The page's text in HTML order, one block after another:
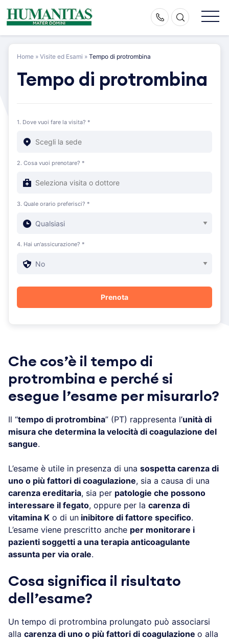
Skip
to
Home » Visite ed Esami » Tempo di protrombina
Tempo di protrombina
1. Dove vuoi fare la visita? *
2. Cosa vuoi prenotare? *
3. Quale orario preferisci? *
4. Hai un'assicurazione? *
Che cos’è il tempo di
protrombina e perché si
esegue l’esame per misurarlo?
Il “tempo di protrombina” (PT) rappresenta l’unità di
misura che determina la velocità di coagulazione del
sangue.
L’esame è utile in presenza di una sospetta carenza di
uno o più fattori di coagulazione, sia a causa di una
carenza ereditaria, sia per patologie che possono
interessare il fegato, oppure per la carenza di
vitamina K o di un inibitore di fattore specifico.
L’esame viene prescritto anche per monitorare i
pazienti soggetti a una terapia anticoagulante
assunta per via orale.
Cosa significa il risultato
dell’esame?
Un tempo di protrombina prolungato può associarsi
alla carenza di uno o più fattori di coagulazione o alla